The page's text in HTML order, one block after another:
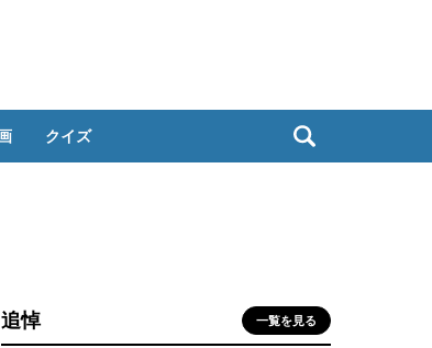
クイズ
追悼 一覧を見る